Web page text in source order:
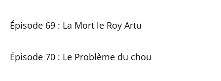
Épisode 69 : La Mort le Roy Artu
Épisode 70 : Le Problème du chou